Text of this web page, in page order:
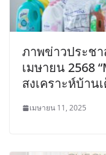
ภาพข่าวประช
เมษายน 2568
สงเคราะห์บ้า
เมษายน 11, 2025